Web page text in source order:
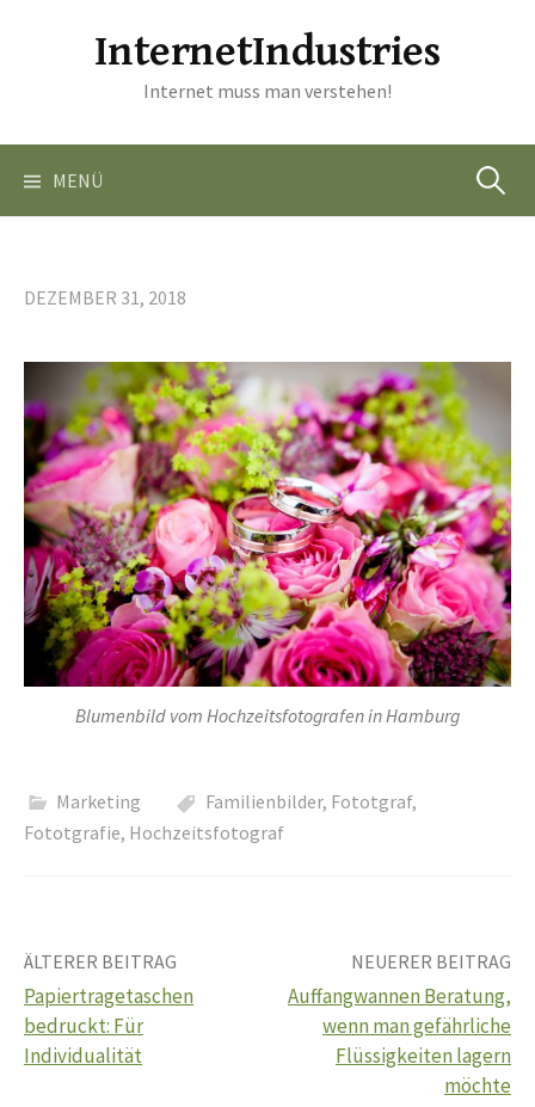
InternetIndustries
Internet muss man verstehen!
MENÜ Suchen
DEZEMBER 31, 2018
Blumenbild vom Hochzeitsfotografen in Hamburg
Marketing Familienbilder, Fototgraf,
Fototgrafie, Hochzeitsfotograf
Beitrags-
Navigation
ÄLTERER BEITRAG
Papiertragetaschen
bedruckt: Für
Individualität
NEUERER BEITRAG
Auffangwannen Beratung,
wenn man gefährliche
Flüssigkeiten lagern
möchte